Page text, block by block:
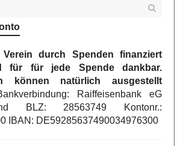
durch Spenden finanziert
für für jede Spende dankbar.
können natürlich ausgestellt
Raiffeisenbank eG
BLZ: 28563749 Kontonr.:
IBAN: DE59285637490034976300